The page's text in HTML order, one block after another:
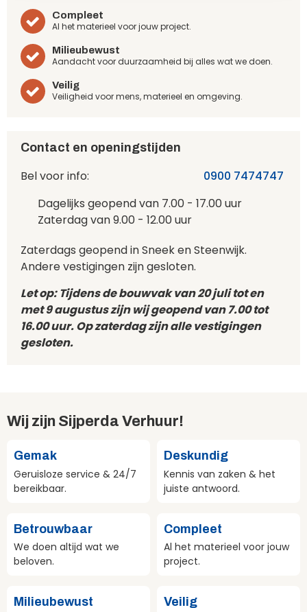
Compleet
Al het materieel voor jouw project.
Milieubewust
Aandacht voor duurzaamheid bij alles wat we doen.
Veilig
Veiligheid voor mens, materieel en omgeving.
Contact en openingstijden
Bel voor info:
0900 7474747
Dagelijks geopend van 7.00 - 17.00 uur
Zaterdag van 9.00 - 12.00 uur
Zaterdags geopend in Sneek en Steenwijk.
Andere vestigingen zijn gesloten.
Let op: Tijdens de bouwvak van 20 juli tot en
met 9 augustus zijn wij geopend van 7.00 tot
16.00 uur. Op zaterdag zijn alle vestigingen
gesloten.
Wij zijn Sijperda Verhuur!
Gemak
Geruisloze service & 24/7
bereikbaar.
Deskundig
Kennis van zaken & het
juiste antwoord.
Betrouwbaar
We doen altijd wat we
beloven.
Compleet
Al het materieel voor jouw
project.
Milieubewust
Veilig